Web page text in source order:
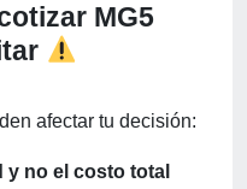
MG5
afectar tu decisión:
y no el costo total